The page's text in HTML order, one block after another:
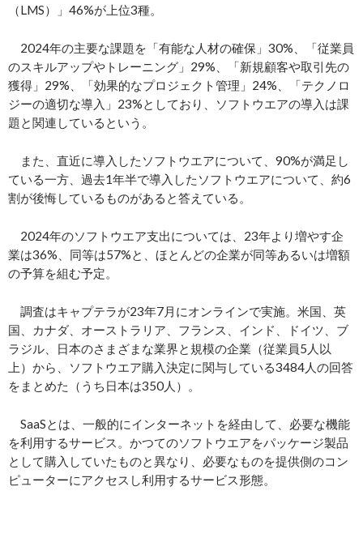
（LMS）」46%が上位3種。
2024年の主要な課題を「有能な人材の確保」30%、「従業員
のスキルアップやトレーニング」29%、「新規顧客や取引先の
獲得」29%、「効果的なプロジェクト管理」24%、「テクノロ
ジーの適切な導入」23%としており、ソフトウエアの導入は課
題と関連しているという。
また、直近に導入したソフトウエアについて、90%が満足し
ている一方、過去1年半で導入したソフトウエアについて、約6
割が後悔しているものがあると答えている。
2024年のソフトウエア支出については、23年より増やす企
業は36%、同等は57%と、ほとんどの企業が同等あるいは増額
の予算を組む予定。
調査はキャプテラが23年7月にオンラインで実施。米国、英
国、カナダ、オーストラリア、フランス、インド、ドイツ、ブ
ラジル、日本のさまざまな業界と規模の企業（従業員5人以
上）から、ソフトウエア購入決定に関与している3484人の回答
をまとめた（うち日本は350人）。
SaaSとは、一般的にインターネットを経由して、必要な機能
を利用するサービス。かつてのソフトウエアをパッケージ製品
として購入していたものと異なり、必要なものを提供側のコン
ピューターにアクセスし利用するサービス形態。